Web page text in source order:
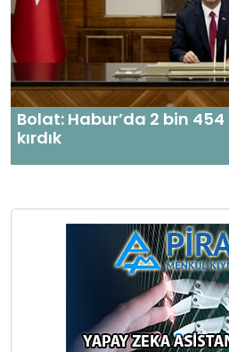
Bolat: Habur’da 2 bin 454
kırdık